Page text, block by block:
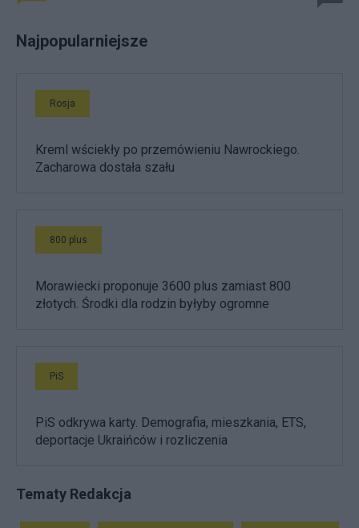
Najpopularniejsze
Rosja
Kreml wściekły po przemówieniu Nawrockiego.
Zacharowa dostała szału
800 plus
Morawiecki proponuje 3600 plus zamiast 800
złotych. Środki dla rodzin byłyby ogromne
PiS
PiS odkrywa karty. Demografia, mieszkania, ETS,
deportacje Ukraińców i rozliczenia
Tematy Redakcja